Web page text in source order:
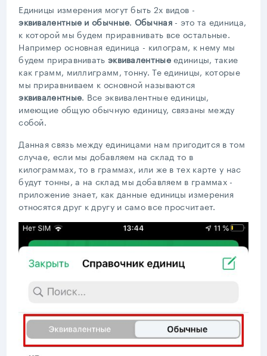
Единицы измерения могут быть 2х видов -
эквивалентные и обычные. Обычная- это та единица,
к которой мы будем приравнивать все остальные.
Например основная единица - килограм, к нему мы
будем приравнивать эквивалентныеединицы, такие
как грамм, миллиграмм, тонну. Те единицы, которые
мы приравниваем к основной называются
эквивалентные. Все эквивалентные единицы,
имеющие общую обычную единицу, связаны между
собой.
Данная связь между единицами нам пригодится в том
случае, если мы добавляем на склад то в
килограммах, то в граммах, или же в тех карте у нас
будут тонны, а на склад мы добавляем в граммах -
приложение знает, как данные единицы измерения
относятся друг к другу и само все просчитает.